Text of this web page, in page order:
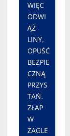
WIĘC
ODWI
ĄŻ
LINY,
OPUŚĆ
BEZPIE
CZNĄ
PRZYS
TAŃ.
ZŁAP
W
ŻAGLE